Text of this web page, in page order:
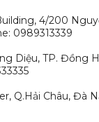
4/200
0989313339
Diệu, TP. Đồng
Q.Hải Châu, Đà